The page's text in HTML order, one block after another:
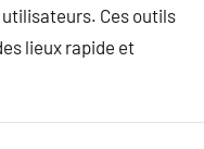
Ces outils
lieux rapide et